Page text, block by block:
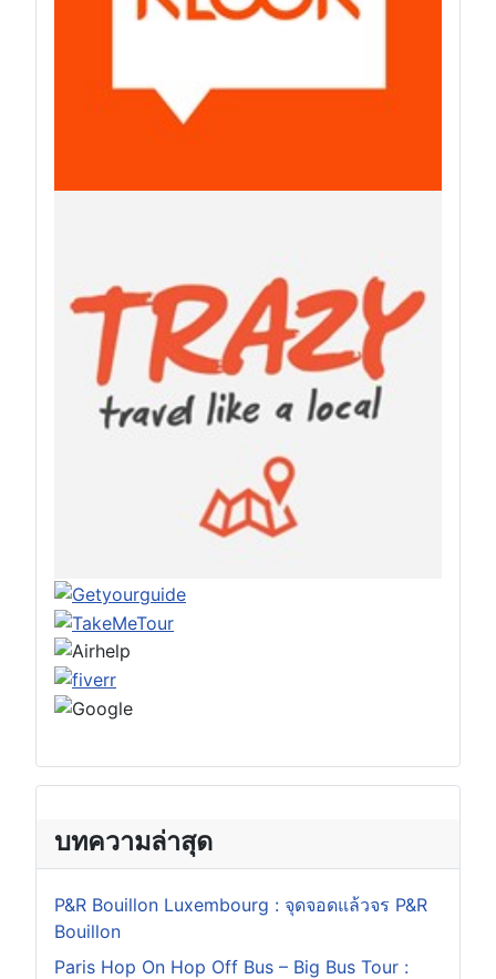
บทความล่าสุด
P&R Bouillon Luxembourg : จุดจอดแล้วจร P&R
Bouillon
Paris Hop On Hop Off Bus – Big Bus Tour :